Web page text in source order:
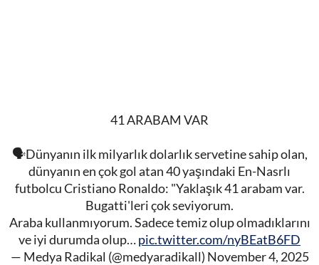
41 ARABAM VAR
🗣Dünyanın ilk milyarlık dolarlık servetine sahip olan,
dünyanın en çok gol atan 40 yaşındaki En-Nasrlı
futbolcu Cristiano Ronaldo: "Yaklaşık 41 arabam var.
Bugatti'leri çok seviyorum.
Araba kullanmıyorum. Sadece temiz olup olmadıklarını
ve iyi durumda olup…pic.twitter.com/nyBEatB6FD
— Medya Radikal (@medyaradikall) November 4, 2025